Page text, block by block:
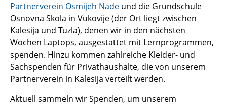
Partnerverein Osmijeh Nade und die Grundschule
Osnovna Skola in Vukovije (der Ort liegt zwischen
Kalesija und Tuzla), denen wir in den nächsten
Wochen Laptops, ausgestattet mit Lernprogrammen,
spenden. Hinzu kommen zahlreiche Kleider- und
Sachspenden für Privathaushalte, die von unserem
Partnerverein in Kalesija verteilt werden.
Aktuell sammeln wir Spenden, um unserem